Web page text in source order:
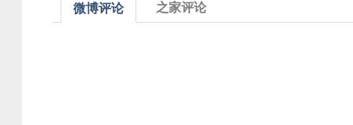
微博评论 之家评论